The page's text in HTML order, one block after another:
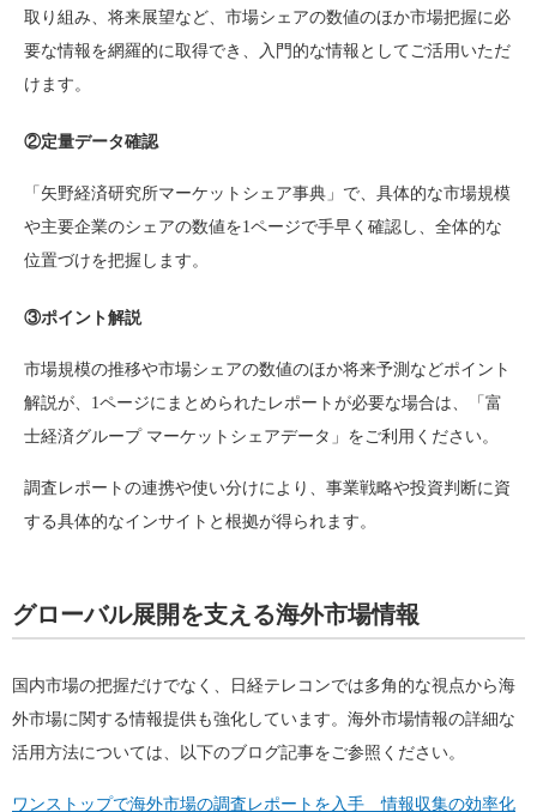
取り組み、将来展望など、市場シェアの数値のほか市場把握に必
要な情報を網羅的に取得でき、入門的な情報としてご活用いただ
けます。
②定量データ確認
「矢野経済研究所マーケットシェア事典」で、具体的な市場規模
や主要企業のシェアの数値を1ページで手早く確認し、全体的な
位置づけを把握します。
③ポイント解説
市場規模の推移や市場シェアの数値のほか将来予測などポイント
解説が、1ページにまとめられたレポートが必要な場合は、「富
士経済グループ マーケットシェアデータ」をご利用ください。
調査レポートの連携や使い分けにより、事業戦略や投資判断に資
する具体的なインサイトと根拠が得られます。
グローバル展開を支える海外市場情報
国内市場の把握だけでなく、日経テレコンでは多角的な視点から海
外市場に関する情報提供も強化しています。海外市場情報の詳細な
活用方法については、以下のブログ記事をご参照ください。
ワンストップで海外市場の調査レポートを入手 情報収集の効率化